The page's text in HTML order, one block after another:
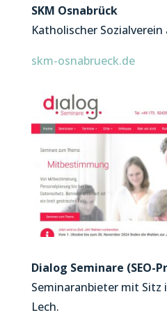
SKM Osnabrück
Katholischer Sozialverein
skm-osnabrueck.de
Dialog Seminare (SEO-
Seminaranbieter mit Sitz
Lech.